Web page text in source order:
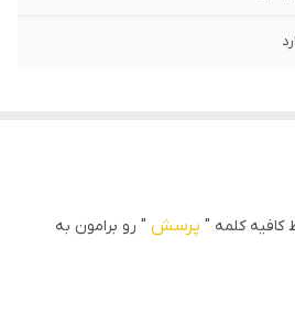
کلمه " پرسش " رو برامون به